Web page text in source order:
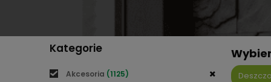
Kategorie
Akcesoria (1125)